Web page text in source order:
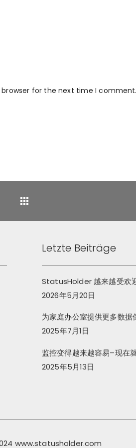
for the next time I
Letzte Beiträge
StatusHolder 越来越受欢
2026年5月20日
为家庭办公室提供更多数据
2025年7月1日
监控变得越来越容易–现在
2025年5月13日
www.statusholder.com